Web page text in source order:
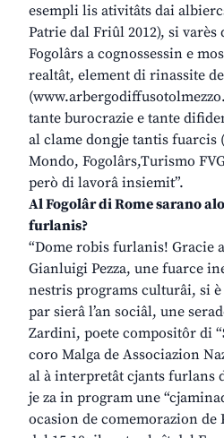
esempli lis ativitâts dai
Patrie dal Friûl 2012), si
Fogolârs a cognossessin e
realtât, element di rinassite
tante burocrazie e tante
al clame dongje tantis fuarcis
Mondo, Fogolârs,Turismo
però di lavorâ insiemit”.
Al Fogolâr di Rome sarano
furlanis?
“Dome robis furlanis! Gracie
Gianluigi Pezza, une fuarce
nestris programs culturâi, si è
par sierâ l’an sociâl, une
Zardini, poete compositôr di
coro Malga de Associazion
al à interpretât cjants furlans
je za in program une
ocasion de comemorazion